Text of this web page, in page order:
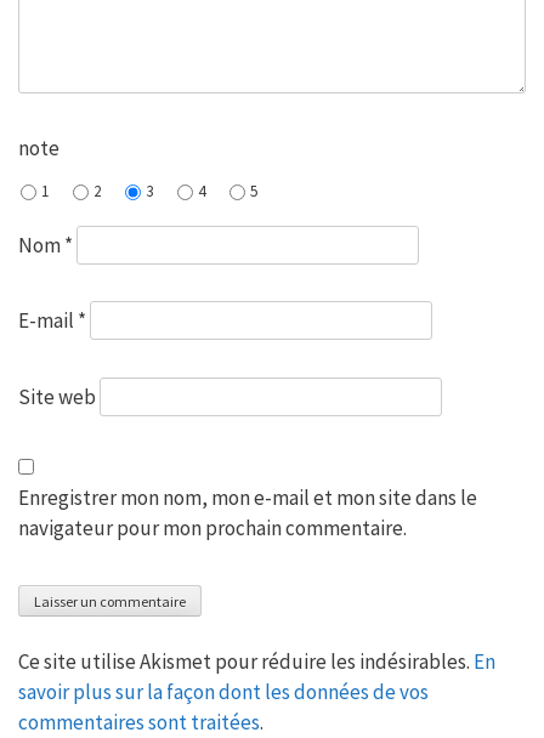
note
1 2 3 4 5
Nom*
E-mail *
Site web
Enregistrer mon nom, mon e-mail et mon site dans le
navigateur pour mon prochain commentaire.
Ce site utilise Akismet pour réduire les indésirables. En
savoir plus sur la façon dont les données de vos
commentaires sont traitées.